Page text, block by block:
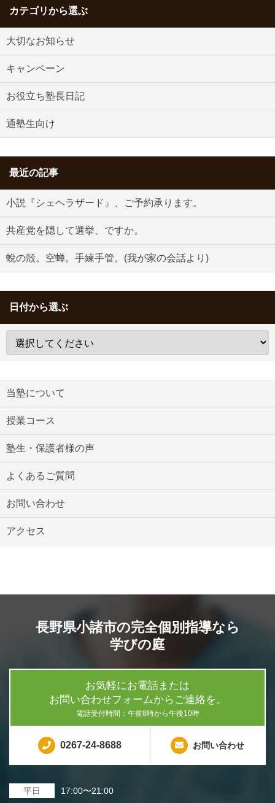
カテゴリから選ぶ
大切なお知らせ
キャンペーン
お役立ち塾長日記
通塾生向け
最近の記事
小説『シェヘラザード』、ご予約承ります。
共産党を隠して選挙、ですか。
蛻の殻。空蝉。手練手管。(我が家の会話より)
日付から選ぶ
当塾について
授業コース
塾生・保護者様の声
よくあるご質問
お問い合わせ
アクセス
長野県小諸市の完全個別指導なら
学びの庭
お気軽にお電話または
お問い合わせフォームからご連絡を。
電話受付時間：午前8時から午後10時
0267-24-8688 お問い合わせ
平日 17:00〜21:00